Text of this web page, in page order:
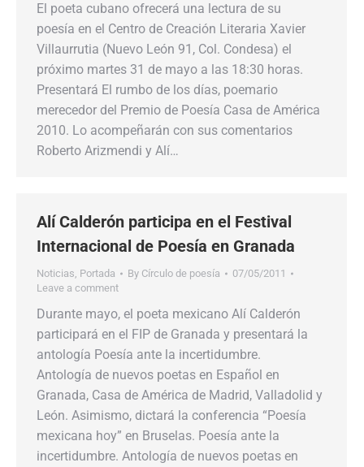
El poeta cubano ofrecerá una lectura de su
poesía en el Centro de Creación Literaria Xavier
Villaurrutia (Nuevo León 91, Col. Condesa) el
próximo martes 31 de mayo a las 18:30 horas.
Presentará El rumbo de los días, poemario
merecedor del Premio de Poesía Casa de América
2010. Lo acompeñarán con sus comentarios
Roberto Arizmendi y Alí…
Alí Calderón participa en el Festival
Internacional de Poesía en Granada
Noticias, Portada By Círculo de poesía
07/05/2011
Leave a comment
Durante mayo, el poeta mexicano Alí Calderón
participará en el FIP de Granada y presentará la
antología Poesía ante la incertidumbre.
Antología de nuevos poetas en Español en
Granada, Casa de América de Madrid, Valladolid y
León. Asimismo, dictará la conferencia “Poesía
mexicana hoy” en Bruselas. Poesía ante la
incertidumbre. Antología de nuevos poetas en